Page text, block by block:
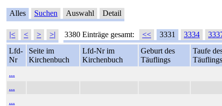
Alles Suchen Auswahl Detail
|< < > >| 3380 Einträge gesamt: << 3331 3334
Lfd-
Nr
Seite im
Kirchenbuch
Lfd-Nr im
Kirchenbuch
Geburt des
Täuflings
Taufe
Täuflings
...
...
...